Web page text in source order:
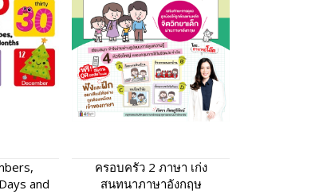
and
ครอบครัว 2 ภาษา เก่ง
สนทนาภาษาอังกฤษ